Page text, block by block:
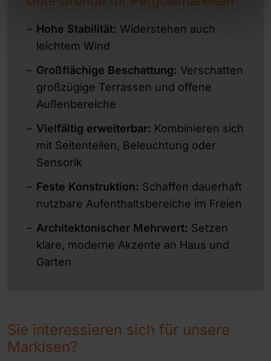
Hohe Stabilität: Widerstehen auch
leichtem Wind
Großflächige Beschattung: Verschatten
großzügige Terrassen und offene
Außenbereiche
Vielfältig erweiterbar: Kombinieren sich
mit Seitenteilen, Beleuchtung oder
Sensorik
Feste Konstruktion: Schaffen dauerhaft
nutzbare Aufenthaltsbereiche im Freien
Architektonischer Mehrwert: Setzen
klare, moderne Akzente an Haus und
Garten
Sie interessieren sich für unsere
Markisen?